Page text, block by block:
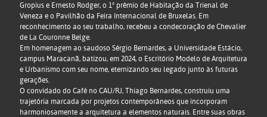
Gropius e Ernesto Rodger, o 1º prêmio de Habitação da Trienal de
Veneza e o Pavilhão da Feira Internacional de Bruxelas. Em
reconhecimento ao seu trabalho, recebeu a condecoração de Chevalier
de La Couronne Belge.
Em homenagem ao saudoso Sérgio Bernardes, a Universidade Estácio,
campus Maracanã, batizou, em 2024, o Escritório Modelo de Arquitetura
e Urbanismo com seu nome, eternizando seu legado junto às futuras
gerações.
O convidado do Café no CAU/RJ, Thiago Bernardes, construiu uma
trajetória marcada por projetos contemporâneos que incorporam
harmoniosamente a arquitetura a elementos naturais. Entre suas obras